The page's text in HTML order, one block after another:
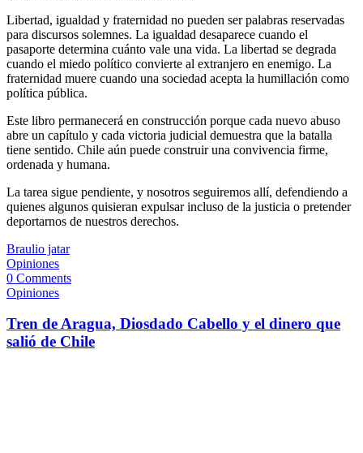
Libertad, igualdad y fraternidad no pueden ser palabras reservadas
para discursos solemnes. La igualdad desaparece cuando el
pasaporte determina cuánto vale una vida. La libertad se degrada
cuando el miedo político convierte al extranjero en enemigo. La
fraternidad muere cuando una sociedad acepta la humillación como
política pública.
Este libro permanecerá en construcción porque cada nuevo abuso
abre un capítulo y cada victoria judicial demuestra que la batalla
tiene sentido. Chile aún puede construir una convivencia firme,
ordenada y humana.
La tarea sigue pendiente, y nosotros seguiremos allí, defendiendo a
quienes algunos quisieran expulsar incluso de la justicia o pretender
deportarnos de nuestros derechos.
Braulio jatar
Opiniones
0 Comments
Opiniones
Tren de Aragua, Diosdado Cabello y el dinero que
salió de Chile